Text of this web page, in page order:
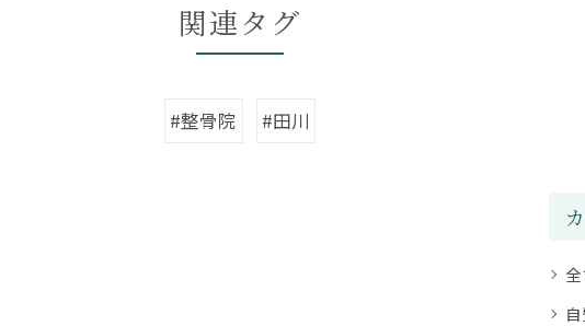
関連タグ
#整骨院 #田川